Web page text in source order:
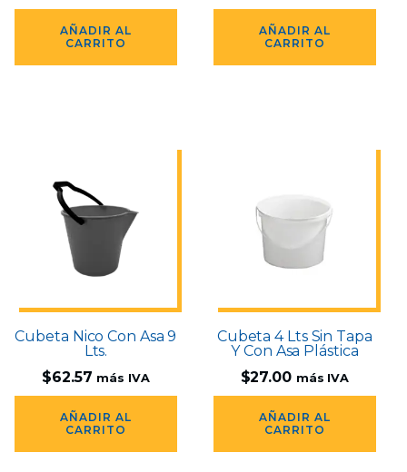
AÑADIR AL
CARRITO
AÑADIR AL
CARRITO
Cubeta Nico Con Asa 9
Lts.
$62.57 más IVA
AÑADIR AL
CARRITO
Cubeta 4 Lts Sin Tapa
Y Con Asa Plástica
$27.00 más IVA
AÑADIR AL
CARRITO